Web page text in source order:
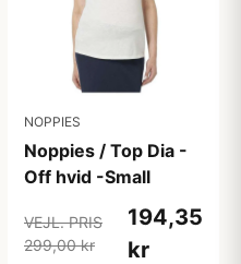
NOPPIES
Noppies / Top Dia -
Off hvid -Small
VEJL. PRIS
299,00 kr
194,35
kr